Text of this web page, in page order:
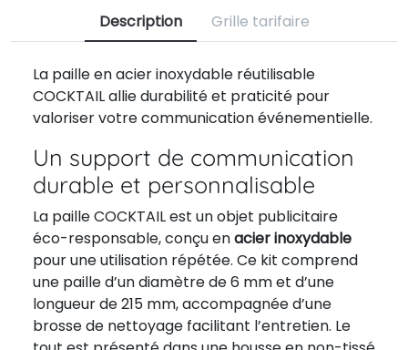
Description Grille tarifaire
La paille en acier inoxydable réutilisable
COCKTAIL allie durabilité et praticité pour
valoriser votre communication événementielle.
Un support de communication
durable et personnalisable
La paille COCKTAIL est un objet publicitaire
éco-responsable, conçu enacier inoxydable
pour une utilisation répétée. Ce kit comprend
une paille d’un diamètre de 6 mm et d’une
longueur de 215 mm, accompagnée d’une
brosse de nettoyage facilitant l’entretien. Le